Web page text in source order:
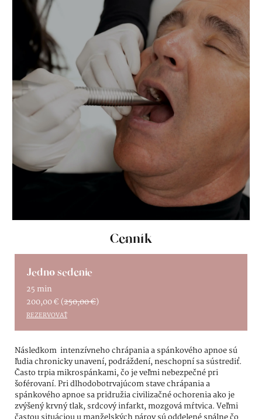
Cenník
Jedno sedenie
25 min
200,00€(250,00€)
REZERVOVAŤ
Následkom intenzívneho chrápania a spánkového apnoe sú
ľudia chronicky unavení, podráždení, neschopní sa sústrediť.
Často trpia mikrospánkami, čo je veľmi nebezpečné pri
šoférovaní. Pri dlhodobotrvajúcom stave chrápania a
spánkového apnoe sa pridružia civilizačné ochorenia ako je
zvýšený krvný tlak, srdcový infarkt, mozgová mŕtvica. Veľmi